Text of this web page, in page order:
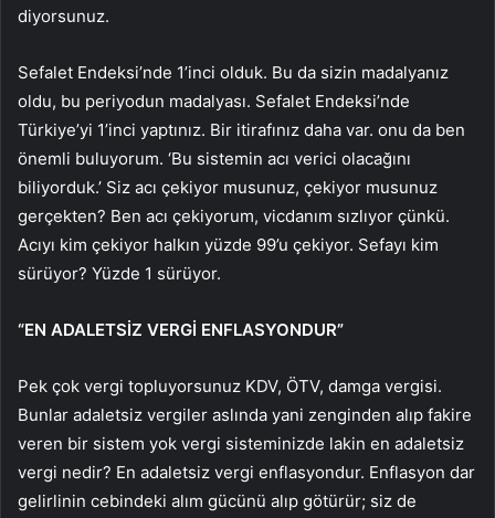
diyorsunuz.
Sefalet Endeksi’nde 1’inci olduk. Bu da sizin madalyanız
oldu, bu periyodun madalyası. Sefalet Endeksi’nde
Türkiye’yi 1’inci yaptınız. Bir itirafınız daha var. onu da ben
önemli buluyorum. ‘Bu sistemin acı verici olacağını
biliyorduk.’ Siz acı çekiyor musunuz, çekiyor musunuz
gerçekten? Ben acı çekiyorum, vicdanım sızlıyor çünkü.
Acıyı kim çekiyor halkın yüzde 99’u çekiyor. Sefayı kim
sürüyor? Yüzde 1 sürüyor.
“EN ADALETSİZ VERGİ ENFLASYONDUR”
Pek çok vergi topluyorsunuz KDV, ÖTV, damga vergisi.
Bunlar adaletsiz vergiler aslında yani zenginden alıp fakire
veren bir sistem yok vergi sisteminizde lakin en adaletsiz
vergi nedir? En adaletsiz vergi enflasyondur. Enflasyon dar
gelirlinin cebindeki alım gücünü alıp götürür; siz de